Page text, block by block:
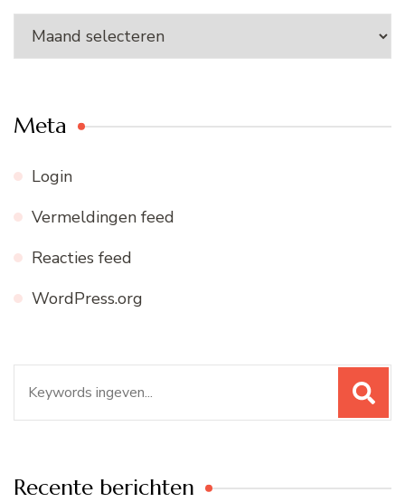
Ons
archief
Meta
Login
Vermeldingen feed
Reacties feed
WordPress.org
naar:
Recente berichten